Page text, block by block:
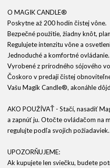
O MAGIK CANDLE®
Poskytne až 200 hodín čistej vône.
Bezpečné použitie, žiadny knôt,
Regulujete intenzitu vône a
Jednoduché a komfortné ovládanie.
Vyrobené z prírodného sójového
Čoskoro v predaji čistej
Vašu Magik Candle®, akonáhle
AKO POUŽÍVAŤ - Stačí, nasadiť
a zapnúť ju. Otočte ovládačom na
regulujte podľa svojich požiadaviek.
UPOZORŇUJEME:
Ak kupujete len sviečku, budete